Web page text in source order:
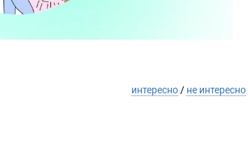
интересно / не интересно